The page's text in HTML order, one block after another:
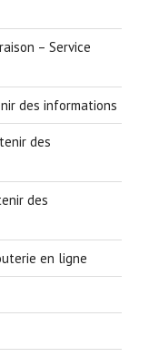
– Service
des informations
des
des
en ligne